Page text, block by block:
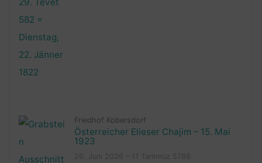
Friedhof Kobersdorf
Österreicher Elieser Chajim – 15. Mai
1923